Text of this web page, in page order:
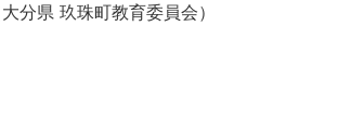
分県 玖珠町教育委員会）